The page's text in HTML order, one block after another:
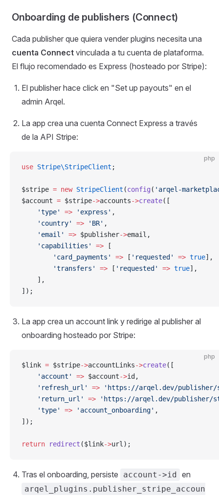
Onboarding de publishers (Connect)
Cada publisher que quiera vender plugins necesita una
cuenta Connect vinculada a tu cuenta de plataforma.
El flujo recomendado es Express (hosteado por Stripe):
El publisher hace click en "Set up payouts" en el
admin Arqel.
La app crea una cuenta Connect Express a través
de la API Stripe:
php
use Stripe\StripeClient ;
$stripe = new StripeClient (config ( 'arqel-
$account = $stripe->accounts->create([
    'type'
=> 'express' ,
    'country'
=> 'BR' ,
    'email'
=> $publisher->email,
    'capabilities'
=> [
        'card_payments'
=> [ 'requested' => true],
        'transfers'
=> [ 'requested' => true],
    ],
]);
La app crea un account link y redirige al publisher al
onboarding hosteado por Stripe:
php
$link = $stripe->accountLinks->create([
    'account'
=> $account->id,
    'refresh_url'
=> 'https://arqel.dev/
    'return_url'
=> 'https://arqel.dev/publisher/
    'type'
=> 'account_onboarding' ,
]);
return redirect ($link->url);
Tras el onboarding, persiste account->id en
arqel_plugins.publisher_stripe_accoun